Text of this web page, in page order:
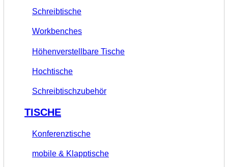
Schreibtische
Workbenches
Höhenverstellbare Tische
Hochtische
Schreibtischzubehör
TISCHE
Konferenztische
mobile & Klapptische